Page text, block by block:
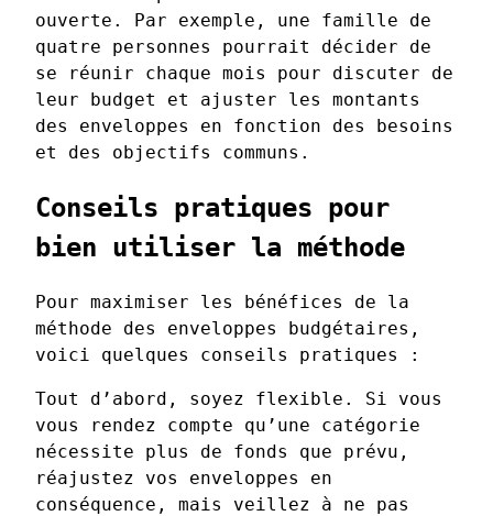
ouverte. Par exemple, une famille de
quatre personnes pourrait décider de
se réunir chaque mois pour discuter de
leur budget et ajuster les montants
des enveloppes en fonction des besoins
et des objectifs communs.
Conseils pratiques pour
bien utiliser la méthode
Pour maximiser les bénéfices de la
méthode des enveloppes budgétaires,
voici quelques conseils pratiques :
Tout d’abord, soyez flexible. Si vous
vous rendez compte qu’une catégorie
nécessite plus de fonds que prévu,
réajustez vos enveloppes en
conséquence, mais veillez à ne pas